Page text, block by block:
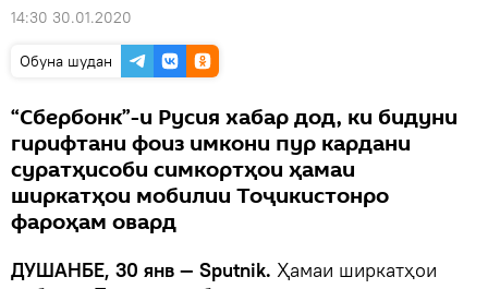
14:30 30.01.2020
Обуна шудан
“Сбербонк”-и Русия хабар дод, ки бидуни
гирифтани фоиз имкони пур кардани
суратҳисоби симкортҳои ҳамаи
ширкатҳои мобилии Тоҷикистонро
фароҳам овард
ДУШАНБЕ, 30 янв — Sputnik. Ҳамаи ширкатҳои